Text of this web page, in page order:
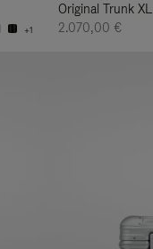
+1
Original Trunk XL
2.070,00 €